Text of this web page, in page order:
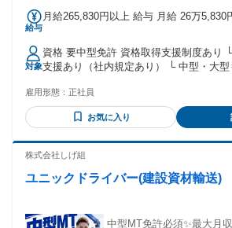
の手で直せる範囲は自分で。 手に負え
ますが、月平均20時間程度。夕方には家に帰
のキャリアもいろいろ❗️ 「この仕事、向
理・整備 📞 レンタル受付・配車・手配
管理職 あなたの「やってみたい❗️」を応援します‼️ 🌈 長く安心
して働ける会社です‼️ 働きながら技術を
ースにはあります✨ 😊 一緒に働こう‼️ 経験はいりません。 必
要なのは、 「やってみたい❗️」という気
一緒に働ける日を、スタッフみんなで楽
給与
月給265,830円以上 給与 月給 26万5,830
※３ヶ月～６か月試用期間あり ※残業可能な場合、みなし残
業手当あり ※明記している残業時間を超えた場合は、追加で
残業代支払います ◇基本給＋通勤手当＋《売上手当》＋みな
し残業手当 ◇賞与あり(年2回) ◇昇給あ
上げ達成手当あり └ 個人の歩合ではなく
げに応じた金額が月の給与にプラスされ
対象
資格 要中型免許 資格取得支援制度あり └ 準中型免許の取得
支援あり（社内規定あり） └ 中型・大
験大歓迎です★
雇用形態： 正社員
お気に入り
株式会社しげ組
ユニックドライバー(建設資材輸送)
中型MT免許必須✨最大月